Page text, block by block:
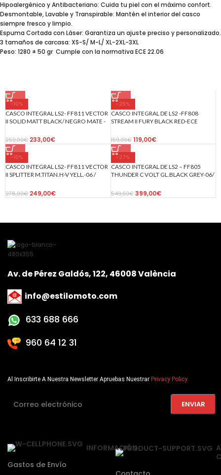
Hipoalergénico y Antibacteriano: Cuida tu piel con el máximo confort.
Desmontable, Lavable y Transpirable: Mantén el interior del casco
siempre fresco y limpio.
Espuma Cortada con Láser: Garantiza un ajuste preciso y personalizado.
3 tamaños de carcasa: XS-S/ M-L/ XL-2XL-3XL
Peso: 1280 ± 50 gr Cumple con la normativa ECE 22.06
-10%
CASCO INTEGRAL LS2- FF811 VECTOR
II SOLID MATT BLACK/ NEGRO MATE -
259,00€ 233,00€
-25%
CASCO INTEGRAL DE LS2 -FF808
STREAM II FURY BLACK RED-ECE
159,00€ 119,00€
-10%
CASCO INTEGRAL LS2- FF811 VECTOR
II SPLITTER M.TITAN.H-V YELL.-06 /
278,00€ 249,00€
-27%
CASCO INTEGRAL DE LS2 – FF805
THUNDER C VOLT GL.BLACK GREY-06/
549,00€ 399,00€
INFORMACIÓN
Gastos de Envío
Al Inscribirte A Nuestra Newsletter Apruebas Nuestrar Privacy Policy
Av. de Pérez Galdós, 122, 46008 València
info@estilomoto.com
633 688 666
960 64 12 31